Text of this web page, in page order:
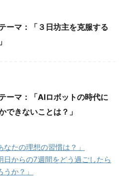
ーマ：「３日坊主を克服する
ーマ：「AIロボットの時代に
できないことは？」
たの理想の習慣は？」
日からの7週間をどう過ごしたら
か？」